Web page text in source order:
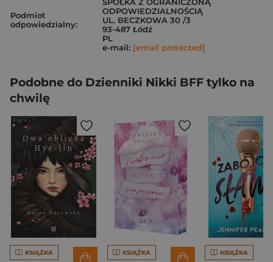
Podmiot
odpowiedzialny:
SPÓŁKA Z OGRANICZONĄ
ODPOWIEDZIALNOŚCIĄ
UL. BECZKOWA 30 /3
93-487 Łódź
PL
e-mail: [email protected]
Podobne do Dzienniki Nikki BFF tylko na
chwilę
KSIĄŻKA KSIĄŻKA KSIĄŻKA